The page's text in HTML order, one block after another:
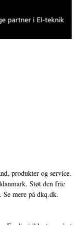
produkter og service.
Støt den frie
mere på dkq.dk.